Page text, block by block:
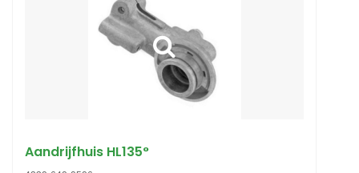
Aandrijfhuis HL135°